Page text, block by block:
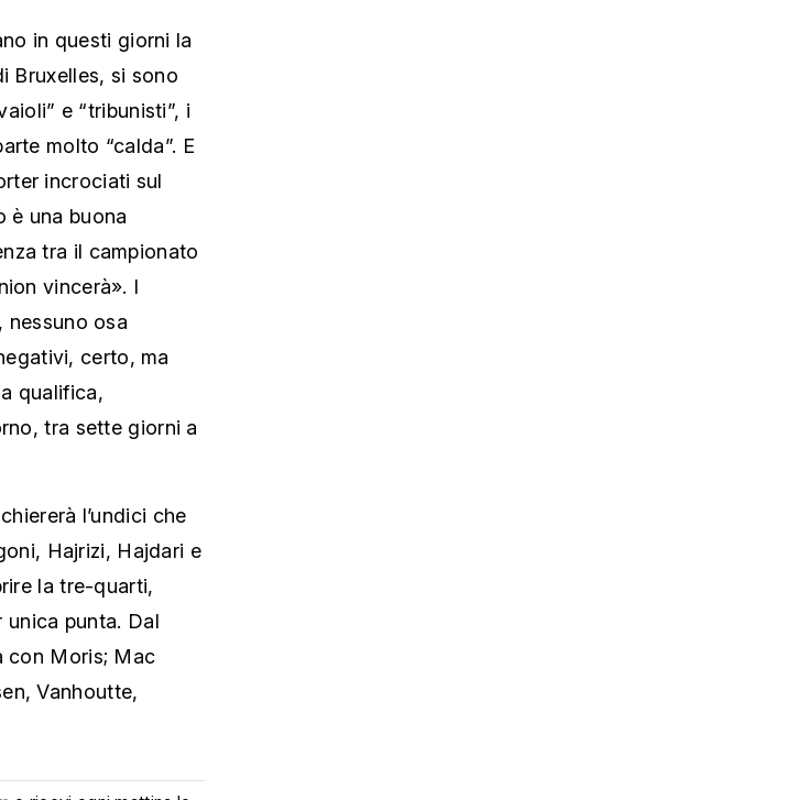
in questi giorni la
Bruxelles, si sono
e “tribunisti”, i
molto “calda”. E
incrociati sul
è una buona
tra il campionato
vincerà». I
nessuno osa
certo, ma
qualifica,
tra sette giorni a
l’undici che
Hajrizi, Hajdari e
la tre-quarti,
unica punta. Dal
con Moris; Mac
Vanhoutte,